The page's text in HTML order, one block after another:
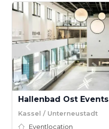
Hallenbad Ost Events
Kassel / Unterneustadt
Eventlocation